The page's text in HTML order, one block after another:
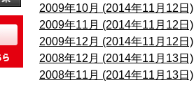
2009年10月 (2014年11月12日)
2009年11月 (2014年11月12日)
2009年12月 (2014年11月12日)
2008年12月 (2014年11月13日)
2008年11月 (2014年11月13日)